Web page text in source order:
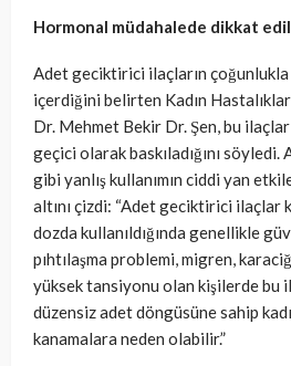
Hormonal müdahalede dikkat
Adet geciktirici ilaçların
içerdiğini belirten Kadın
Dr. Mehmet Bekir Dr. Şen, bu
geçici olarak baskıladığını
gibi yanlış kullanımın ciddi yan
altını çizdi: “Adet geciktirici ilaçlar
dozda kullanıldığında genellikle
pıhtılaşma problemi, migren,
yüksek tansiyonu olan kişilerde bu
düzensiz adet döngüsüne sahip
kanamalara neden olabilir.”